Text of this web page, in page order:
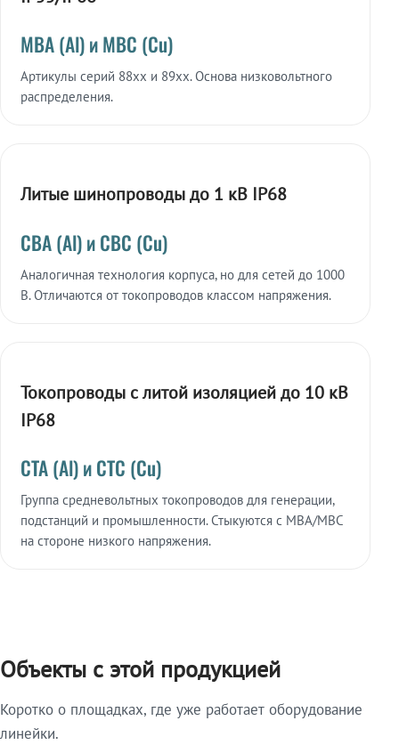
МВА (Al) и МВС (Cu)
Артикулы серий 88xx и 89xx. Основа низковольтного
распределения.
Литые шинопроводы до 1 кВ IP68
СВА (Al) и СВС (Cu)
Аналогичная технология корпуса, но для сетей до 1000
В. Отличаются от токопроводов классом напряжения.
Токопроводы с литой изоляцией до 10 кВ
IP68
СТА (Al) и СТС (Cu)
Группа средневольтных токопроводов для генерации,
подстанций и промышленности. Стыкуются с МВА/МВС
на стороне низкого напряжения.
Объекты с этой продукцией
Коротко о площадках, где уже работает оборудование
линейки.